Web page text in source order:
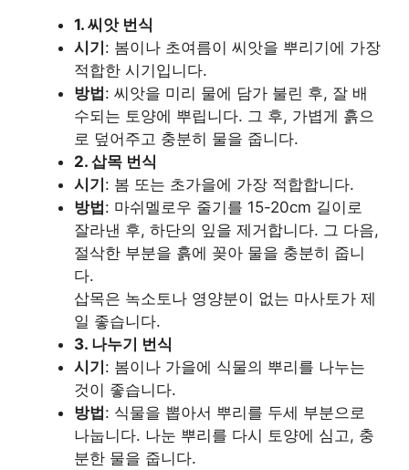
1. 씨앗 번식
시기 : 봄이나 초여름이 씨앗을 뿌리기에 가장
적합한 시기입니다.
방법 : 씨앗을 미리 물에 담가 불린 후, 잘 배
수되는 토양에 뿌립니다. 그 후, 가볍게 흙으
로 덮어주고 충분히 물을 줍니다.
2. 삽목 번식
시기 : 봄 또는 초가을에 가장 적합합니다.
방법 : 마쉬멜로우 줄기를 15-20cm 길이로
잘라낸 후, 하단의 잎을 제거합니다. 그 다음,
절삭한 부분을 흙에 꽂아 물을 충분히 줍니
다.
삽목은 녹소토나 영양분이 없는 마사토가 제
일 좋습니다.
3. 나누기 번식
시기 : 봄이나 가을에 식물의 뿌리를 나누는
것이 좋습니다.
방법 : 식물을 뽑아서 뿌리를 두세 부분으로
나눕니다. 나눈 뿌리를 다시 토양에 심고, 충
분한 물을 줍니다.